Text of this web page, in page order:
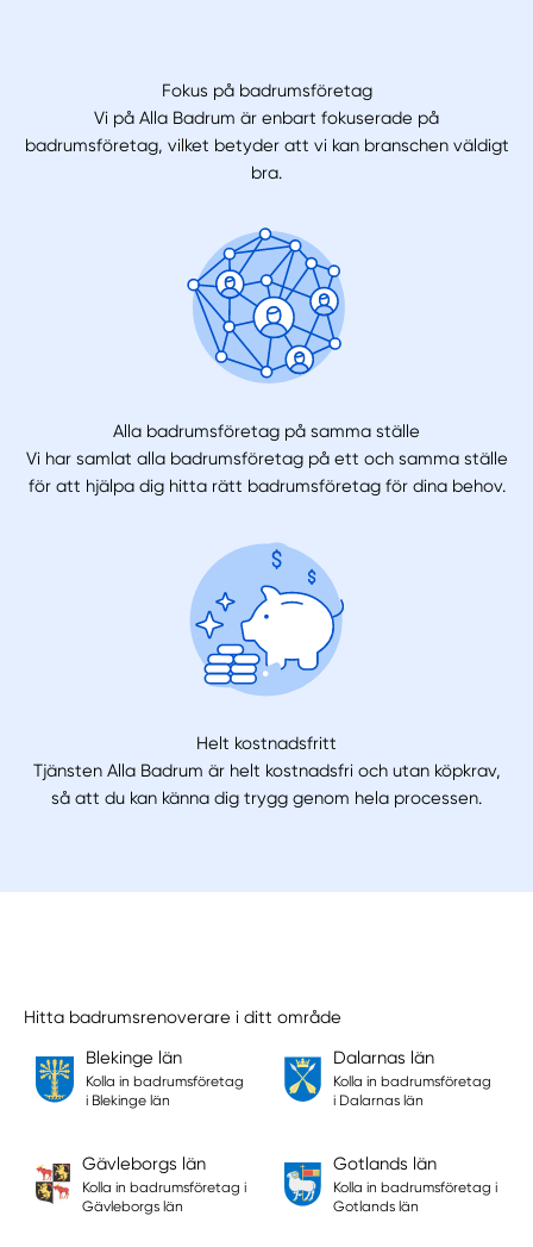
Fokus på badrumsföretag
Vi på Alla Badrum är enbart fokuserade på
badrumsföretag, vilket betyder att vi kan branschen väldigt
bra.
Alla badrumsföretag på samma ställe
Vi har samlat alla badrumsföretag på ett och samma ställe
för att hjälpa dig hitta rätt badrumsföretag för dina behov.
Helt kostnadsfritt
Tjänsten Alla Badrum är helt kostnadsfri och utan köpkrav,
så att du kan känna dig trygg genom hela processen.
Hitta badrumsrenoverare i ditt område
Blekinge län
Kolla in badrumsföretag
i Blekinge län
Dalarnas län
Kolla in badrumsföretag
i Dalarnas län
Gävleborgs län
Kolla in badrumsföretag i
Gävleborgs län
Gotlands län
Kolla in badrumsföretag i
Gotlands län